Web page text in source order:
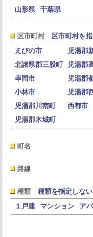
山形県
千葉県
区市町村
区市町村を
えびの市
児湯郡
北諸県郡三股町
児湯郡
串間市
児湯郡
小林市
児湯郡
児湯郡川南町
西都市
児湯郡木城町
町名
路線
種類
種類を指定しな
１戸建
マンション ア